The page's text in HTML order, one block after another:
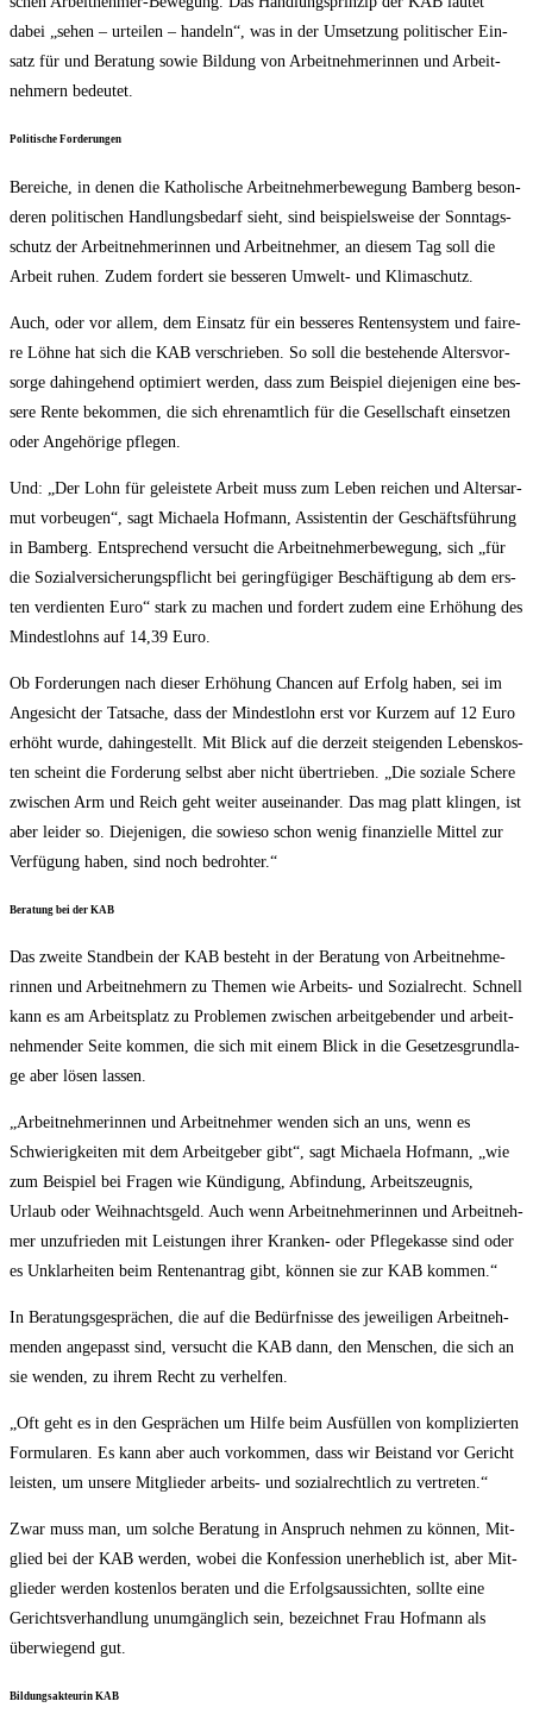
dabei „sehen – urtei­len – han­deln“, was in der Umset­zung poli­ti­scher Ein­
satz für und Bera­tung sowie Bil­dung von Arbeit­neh­me­rin­nen und Arbeit­
neh­mern bedeutet.
Poli­ti­sche Forderungen
Berei­che, in denen die Katho­li­sche Arbeit­neh­mer­be­we­gung Bam­berg beson­
de­ren poli­ti­schen Hand­lungs­be­darf sieht, sind bei­spiels­wei­se der Sonn­tags­
schutz der Arbeit­neh­me­rin­nen und Arbeit­neh­mer, an die­sem Tag soll die
Arbeit ruhen. Zudem for­dert sie bes­se­ren Umwelt- und Klimaschutz.
Auch, oder vor allem, dem Ein­satz für ein bes­se­res Ren­ten­sys­tem und fai­re­
re Löh­ne hat sich die KAB ver­schrie­ben. So soll die bestehen­de Alters­vor­
sor­ge dahin­ge­hend opti­miert wer­den, dass zum Bei­spiel die­je­ni­gen eine bes­
se­re Ren­te bekom­men, die sich ehren­amt­lich für die Gesell­schaft ein­set­zen
oder Ange­hö­ri­ge pflegen.
Und: „Der Lohn für geleis­te­te Arbeit muss zum Leben rei­chen und Alters­ar­
mut vor­beu­gen“, sagt Michae­la Hof­mann, Assis­ten­tin der Geschäfts­füh­rung
in Bam­berg. Ent­spre­chend ver­sucht die Arbeit­neh­mer­be­we­gung, sich „für
die Sozi­al­ver­si­che­rungs­pflicht bei gering­fü­gi­ger Beschäf­ti­gung ab dem ers­
ten ver­dien­ten Euro“ stark zu machen und for­dert zudem eine Erhö­hung des
Min­dest­lohns auf 14,39 Euro.
Ob For­de­run­gen nach die­ser Erhö­hung Chan­cen auf Erfolg haben, sei im
Ange­sicht der Tat­sa­che, dass der Min­dest­lohn erst vor Kur­zem auf 12 Euro
erhöht wur­de, dahin­ge­stellt. Mit Blick auf die der­zeit stei­gen­den Lebens­kos­
ten scheint die For­de­rung selbst aber nicht über­trie­ben. „Die sozia­le Sche­re
zwi­schen Arm und Reich geht wei­ter aus­ein­an­der. Das mag platt klin­gen, ist
aber lei­der so. Die­je­ni­gen, die sowie­so schon wenig finan­zi­el­le Mit­tel zur
Ver­fü­gung haben, sind noch bedrohter.“
Bera­tung bei der KAB
Das zwei­te Stand­bein der KAB besteht in der Bera­tung von Arbeit­neh­me­
rin­nen und Arbeit­neh­mern zu The­men wie Arbeits- und Sozi­al­recht. Schnell
kann es am Arbeits­platz zu Pro­ble­men zwi­schen arbeit­ge­ben­der und arbeit­
neh­men­der Sei­te kom­men, die sich mit einem Blick in die Geset­zes­grund­la­
ge aber lösen lassen.
„Arbeit­neh­me­rin­nen und Arbeit­neh­mer wen­den sich an uns, wenn es
Schwie­rig­kei­ten mit dem Arbeit­ge­ber gibt“, sagt Michae­la Hof­mann, „wie
zum Bei­spiel bei Fra­gen wie Kün­di­gung, Abfin­dung, Arbeits­zeug­nis,
Urlaub oder Weih­nachts­geld. Auch wenn Arbeit­neh­me­rin­nen und Arbeit­neh­
mer unzu­frie­den mit Leis­tun­gen ihrer Kran­ken- oder Pfle­ge­kas­se sind oder
es Unklar­hei­ten beim Ren­ten­an­trag gibt, kön­nen sie zur KAB kommen.“
In Bera­tungs­ge­sprä­chen, die auf die Bedürf­nis­se des jewei­li­gen Arbeit­neh­
men­den ange­passt sind, ver­sucht die KAB dann, den Men­schen, die sich an
sie wen­den, zu ihrem Recht zu verhelfen.
„Oft geht es in den Gesprä­chen um Hil­fe beim Aus­fül­len von kom­pli­zier­ten
For­mu­la­ren. Es kann aber auch vor­kom­men, dass wir Bei­stand vor Gericht
leis­ten, um unse­re Mit­glie­der arbeits- und sozi­al­recht­lich zu vertreten.“
Zwar muss man, um sol­che Bera­tung in Anspruch neh­men zu kön­nen, Mit­
glied bei der KAB wer­den, wobei die Kon­fes­si­on uner­heb­lich ist, aber Mit­
glie­der wer­den kos­ten­los bera­ten und die Erfolgs­aus­sich­ten, soll­te eine
Gerichts­ver­hand­lung unum­gäng­lich sein, bezeich­net Frau Hof­mann als
über­wie­gend gut.
Bil­dungs­ak­teu­rin KAB